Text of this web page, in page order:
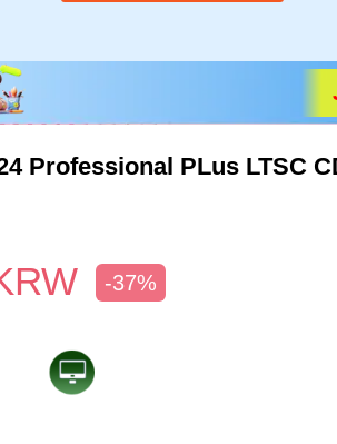
Professional PLus LTSC
-37%